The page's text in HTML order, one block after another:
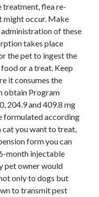
treatment, flea re-
might occur. Make
of these
takes place
the pet to ingest the
or a treat. Keep
it consumes the
obtain Program
204.9 and 409.8 mg
formulated according
cat you want to treat,
form you can
month injectable
pet owner would
only to dogs but
to transmit pest